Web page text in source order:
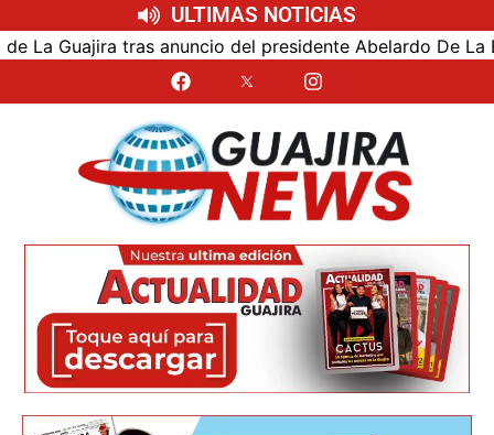
ULTIMAS NOTICIAS
tras anuncio del presidente Abelardo De La